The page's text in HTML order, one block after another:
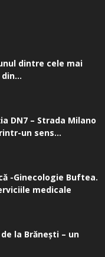
dintre cele mai
DN7 – Strada Milano
un sens...
-Ginecologie Buftea.
medicale
la Brăneşti – un